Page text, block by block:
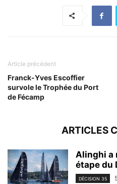
Article précédent
Franck-Yves Escoffier
survole le Trophée du Port
de Fécamp
ARTICLES
Alinghi a
étape du
DÉCISION 35